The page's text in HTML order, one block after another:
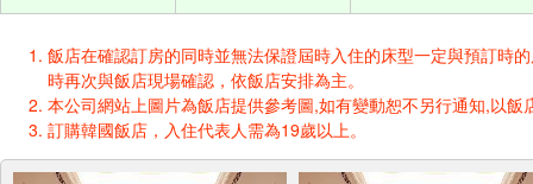
飯店在確認訂房的同時並無法保證屆時入住的床型一定與預訂時
時再次與飯店現場確認，依飯店安排為主。
本公司網站上圖片為飯店提供參考圖,如有變動恕不另行通知,以飯
訂購韓國飯店，入住代表人需為19歲以上。